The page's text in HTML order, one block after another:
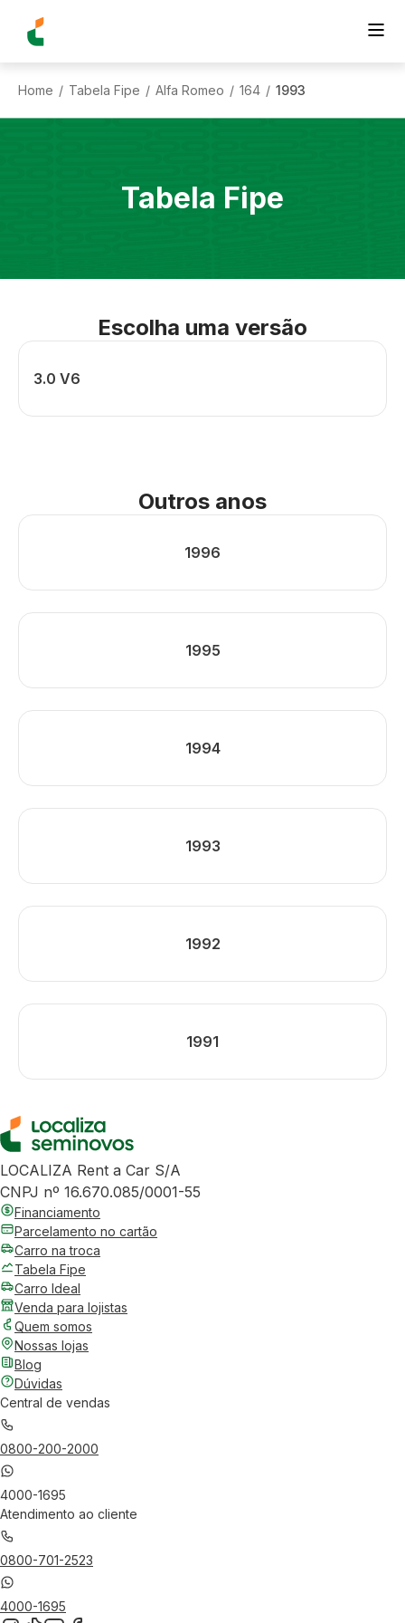
Home / Tabela Fipe / Alfa Romeo / 164 / 1993
Tabela Fipe
Escolha uma versão
3.0 V6
Outros anos
1996
1995
1994
1993
1992
1991
LOCALIZA Rent a Car S/A
CNPJ nº 16.670.085/0001-55
Financiamento
Parcelamento no cartão
Carro na troca
Tabela Fipe
Carro Ideal
Venda para lojistas
Quem somos
Nossas lojas
Blog
Dúvidas
Central de vendas
0800-200-2000
4000-1695
Atendimento ao cliente
0800-701-2523
4000-1695